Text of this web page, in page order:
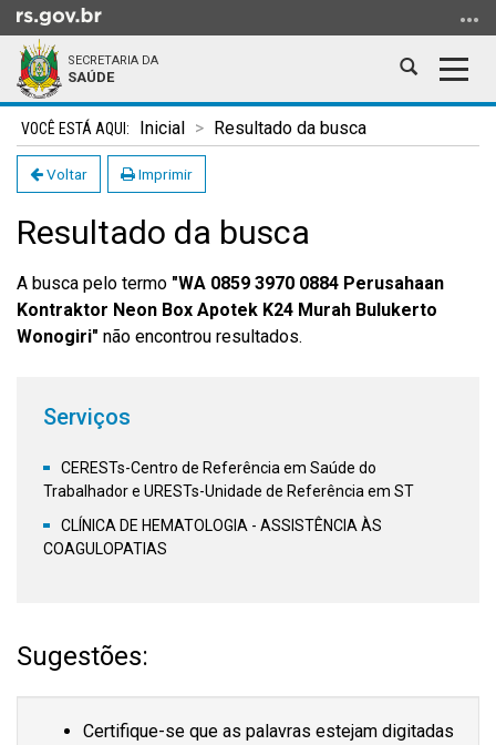
para
conteúdo
para
menu
para
busca
SECRETARIA DA
SAÚDE
Abrir
Início
do
conteúdo
Inicial Resultado da busca
Voltar Imprimir
Resultado da busca
A busca pelo termo "WA 0859 3970 0884 Perusahaan
Kontraktor Neon Box Apotek K24 Murah Bulukerto
Wonogiri" não encontrou resultados.
Serviços
CERESTs-Centro de Referência em Saúde do
Trabalhador e URESTs-Unidade de Referência em ST
CLÍNICA DE HEMATOLOGIA - ASSISTÊNCIA ÀS
COAGULOPATIAS
Sugestões:
Certifique-se que as palavras estejam digitadas